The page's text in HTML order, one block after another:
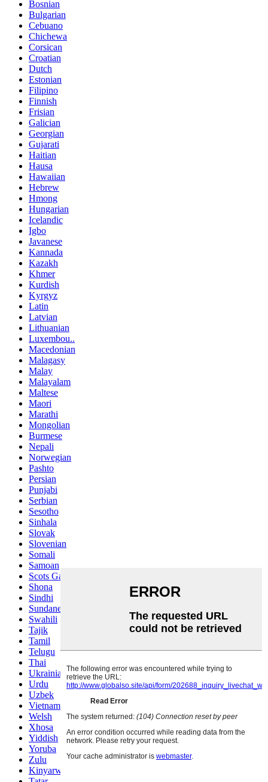
Bosnian
Bulgarian
Cebuano
Chichewa
Corsican
Croatian
Dutch
Estonian
Filipino
Finnish
Frisian
Galician
Georgian
Gujarati
Haitian
Hausa
Hawaiian
Hebrew
Hmong
Hungarian
Icelandic
Igbo
Javanese
Kannada
Kazakh
Khmer
Kurdish
Kyrgyz
Latin
Latvian
Lithuanian
Luxembou..
Macedonian
Malagasy
Malay
Malayalam
Maltese
Maori
Marathi
Mongolian
Burmese
Nepali
Norwegian
Pashto
Persian
Punjabi
Serbian
Sesotho
Sinhala
Slovak
Slovenian
Somali
Samoan
Scots Gaelic
Shona
Sindhi
Sundanese
Swahili
Tajik
Tamil
Telugu
Thai
Ukrainian
Urdu
Uzbek
Vietnamese
Welsh
Xhosa
Yiddish
Yoruba
Zulu
Kinyarwanda